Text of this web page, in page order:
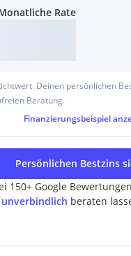
Rate
Deinen persönlichen
Beratung.
Finanzierungsbeispiel
150+ Google Bewertungen
beraten
Persönlichen Bestzins